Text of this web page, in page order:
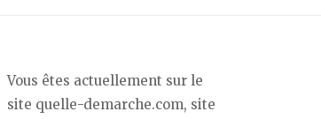
Vous êtes actuellement sur le
site quelle-demarche.com, site